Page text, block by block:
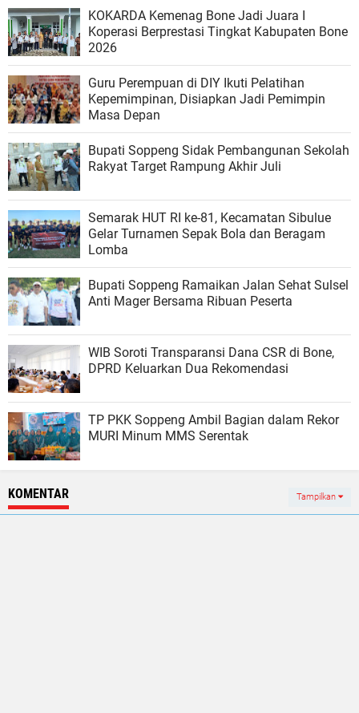
KOKARDA Kemenag Bone Jadi Juara I
Koperasi Berprestasi Tingkat Kabupaten Bone
2026
Guru Perempuan di DIY Ikuti Pelatihan
Kepemimpinan, Disiapkan Jadi Pemimpin
Masa Depan
Bupati Soppeng Sidak Pembangunan Sekolah
Rakyat Target Rampung Akhir Juli
Semarak HUT RI ke-81, Kecamatan Sibulue
Gelar Turnamen Sepak Bola dan Beragam
Lomba
Bupati Soppeng Ramaikan Jalan Sehat Sulsel
Anti Mager Bersama Ribuan Peserta
WIB Soroti Transparansi Dana CSR di Bone,
DPRD Keluarkan Dua Rekomendasi
TP PKK Soppeng Ambil Bagian dalam Rekor
MURI Minum MMS Serentak
KOMENTAR Tampilkan